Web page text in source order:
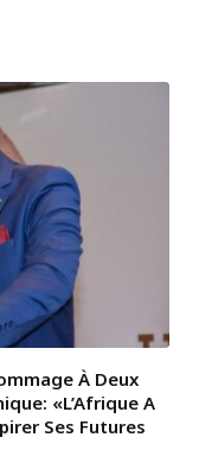
À Deux
«L’Afrique A
Ses Futures